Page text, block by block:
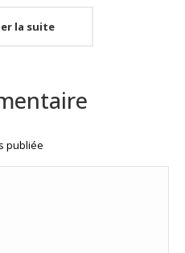
la suite
publiée